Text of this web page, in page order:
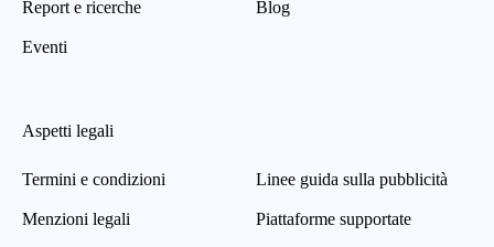
Report e ricerche
Eventi
Blog
Aspetti legali
Termini e condizioni
Menzioni legali
Linee guida sulla pubblicità
Piattaforme supportate